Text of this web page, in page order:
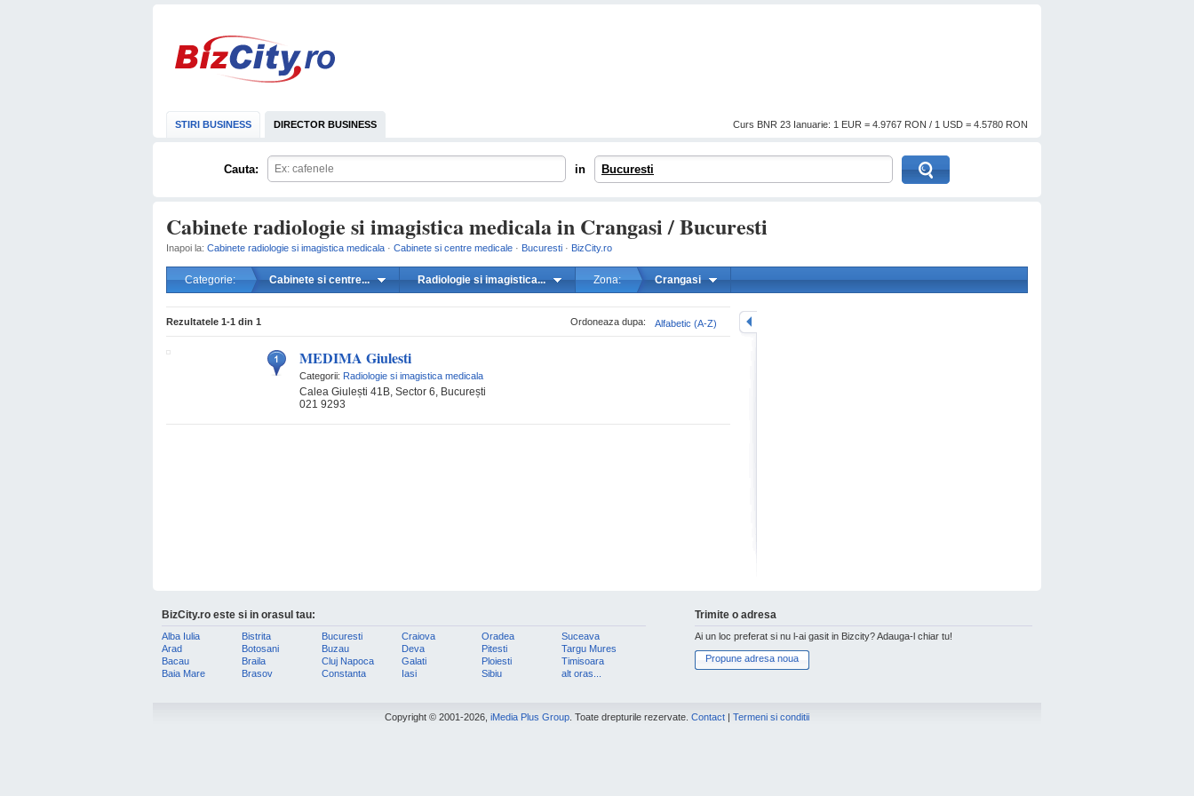
STIRI BUSINESS DIRECTOR BUSINESS Curs BNR 23 Ianuarie: 1 EUR = 4.9767 RON / 1 USD = 4.5780 RON
Cauta: in Bucuresti
Cabinete radiologie si imagistica medicala in Crangasi / Bucuresti
Inapoi la: Cabinete radiologie si imagistica medicala · Cabinete si centre medicale · Bucuresti · BizCity.ro
Categorie: Cabinete si centre... Radiologie si imagistica... Zona: Crangasi
Alfabetic (A-Z)
Ordoneaza dupa:
Rezultatele 1-1 din 1
MEDIMA Giulesti
Categorii: Radiologie si imagistica medicala
Calea Giulești 41B, Sector 6, București
021 9293
BizCity.ro este si in orasul tau:
Alba Iulia
Arad
Bacau
Baia Mare
Bistrita
Botosani
Braila
Brasov
Bucuresti
Buzau
Cluj Napoca
Constanta
Craiova
Deva
Galati
Iasi
Oradea
Pitesti
Ploiesti
Sibiu
Suceava
Targu Mures
Timisoara
alt oras...
Trimite o adresa
Ai un loc preferat si nu l-ai gasit in Bizcity? Adauga-l chiar tu!
Propune adresa noua
Copyright © 2001-2026, iMedia Plus Group . Toate drepturile rezervate. Contact | Termeni si conditii